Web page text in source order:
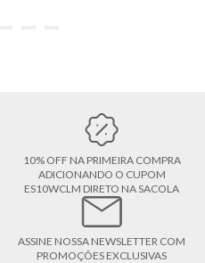
10% OFF NA PRIMEIRA COMPRA
ADICIONANDO O CUPOM
ES10WCLM DIRETO NA SACOLA
ASSINE NOSSA NEWSLETTER COM
PROMOÇÕES EXCLUSIVAS